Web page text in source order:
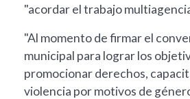
"acordar el trabajo
"Al momento de firmar el
municipal para lograr los
promocionar derechos,
violencia por motivos de